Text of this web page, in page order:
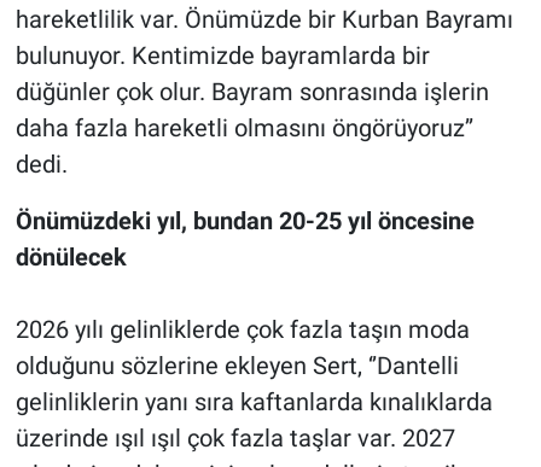
hareketlilik var. Önümüzde bir Kurban Bayramı
bulunuyor. Kentimizde bayramlarda bir
düğünler çok olur. Bayram sonrasında işlerin
daha fazla hareketli olmasını öngörüyoruz’’
dedi.
Önümüzdeki yıl, bundan 20-25 yıl öncesine
dönülecek
2026 yılı gelinliklerde çok fazla taşın moda
olduğunu sözlerine ekleyen Sert, ‘’Dantelli
gelinliklerin yanı sıra kaftanlarda kınalıklarda
üzerinde ışıl ışıl çok fazla taşlar var. 2027